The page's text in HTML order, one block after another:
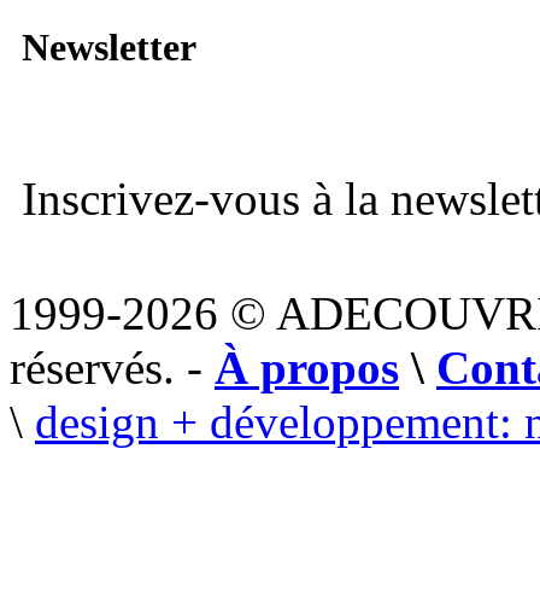
Newsletter
Inscrivez-vous à la
1999-2026 ©
réservés. - À propos \
\ design + développement: